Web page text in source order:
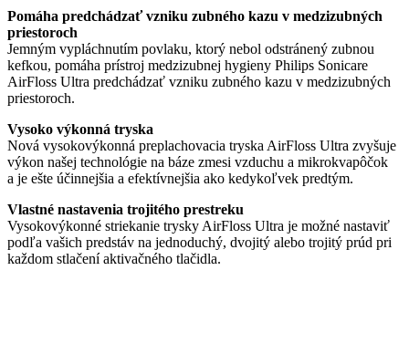
Pomáha predchádzať vzniku zubného kazu v medzizubných
priestoroch
Jemným vypláchnutím povlaku, ktorý nebol odstránený zubnou
kefkou, pomáha prístroj medzizubnej hygieny Philips Sonicare
AirFloss Ultra predchádzať vzniku zubného kazu v medzizubných
priestoroch.
Vysoko výkonná tryska
Nová vysokovýkonná preplachovacia tryska AirFloss Ultra zvyšuje
výkon našej technológie na báze zmesi vzduchu a mikrokvapôčok
a je ešte účinnejšia a efektívnejšia ako kedykoľvek predtým.
Vlastné nastavenia trojitého prestreku
Vysokovýkonné striekanie trysky AirFloss Ultra je možné nastaviť
podľa vašich predstáv na jednoduchý, dvojitý alebo trojitý prúd pri
každom stlačení aktivačného tlačidla.